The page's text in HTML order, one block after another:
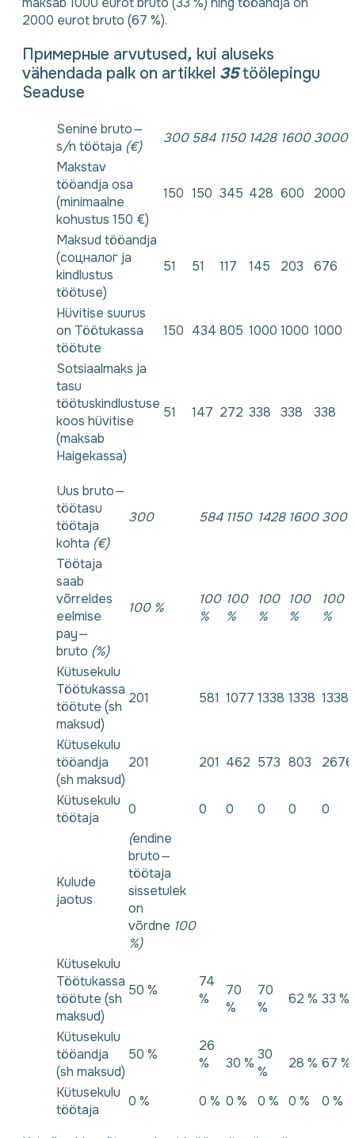
2000 eurot bruto (67 %).
Примерные arvutused, kui aluseks
vähendada palk on artikkel 35töölepingu
Seaduse
Senine bruto—
s/n töötaja (€)
300 584 1150 1428 1600 3000
Makstav
tööandja osa
(minimaalne
kohustus 150 €)
150 150 345 428 600 2000
Maksud tööandja
(соцналог ja
kindlustus
töötuse)
51 51 117 145 203 676
Hüvitise suurus
on Töötukassa
töötute
150 434 805 1000 1000 1000
Sotsiaalmaks ja
tasu
töötuskindlustuse
koos hüvitise
(maksab
Haigekassa)
51 147 272 338 338 338
Uus bruto—
töötasu
töötaja
kohta (€)
300 584 1150 1428 1600 3000
Töötaja
saab
võrreldes
eelmise
pay—
bruto (%)
100 %
100
%
100
%
100
%
100
%
100
%
Kütusekulu
Töötukassa
töötute (sh
maksud)
201 581 1077 1338 1338 1338
Kütusekulu
tööandja
(sh maksud)
201 201 462 573 803 2676
Kütusekulu
töötaja
0 0 0 0 0 0
Kulude
jaotus
(endine
bruto—
töötaja
sissetulek
on
võrdne 100
%)
Kütusekulu
Töötukassa
töötute (sh
maksud)
50 %
74
%
70
%
70
%
62 % 33 %
Kütusekulu
tööandja
(sh maksud)
50 %
26
%
30 %
30
%
28 % 67 %
Kütusekulu
töötaja
0 % 0 % 0 % 0 % 0 % 0 %